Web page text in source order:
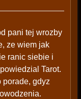
pani tej wrozby
ze wiem jak
ranic siebie i
Tarot.
porade, gdyz